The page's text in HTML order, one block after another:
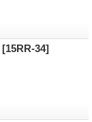
[15RR-34]